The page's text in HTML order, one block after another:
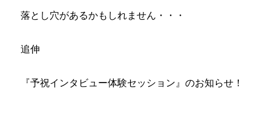
落とし穴があるかもしれません・・・
追伸
『予祝インタビュー体験セッション』のお知らせ！